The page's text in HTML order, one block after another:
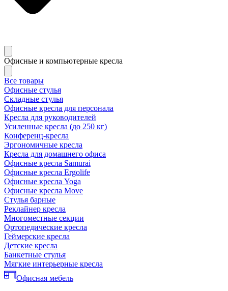
Офисные и компьютерные кресла
Все товары
Офисные стулья
Складные стулья
Офисные кресла для персонала
Кресла для руководителей
Усиленные кресла (до 250 кг)
Конференц-кресла
Эргономичные кресла
Кресла для домашнего офиса
Офисные кресла Samurai
Офисные кресла Ergolife
Офисные кресла Yoga
Офисные кресла Move
Стулья барные
Реклайнер кресла
Многоместные секции
Ортопедические кресла
Геймерские кресла
Детские кресла
Банкетные стулья
Мягкие интерьерные кресла
Офисная мебель